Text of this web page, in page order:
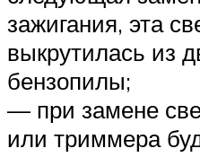
зажигания, эта
выкрутилась из
бензопилы;
— при замене
или триммера